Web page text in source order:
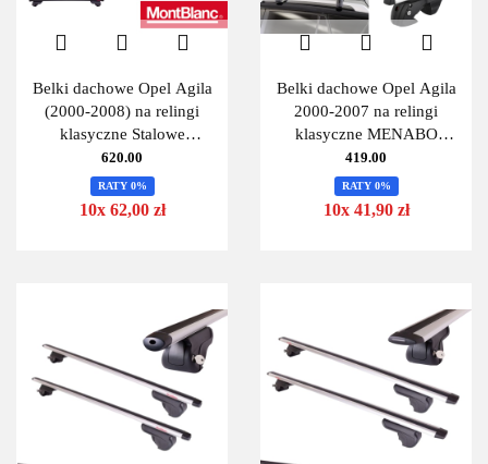
Belki dachowe Opel Agila
(2000-2008) na relingi
klasyczne Stalowe
Uniwersalne 125cm
MontBlanc 125 Steel-
620.00
RATY 0%
10x 62,00 zł
Belki dachowe Opel Agila
2000-2007 na relingi
klasyczne MENABO
SHERMAN 120
419.00
RATY 0%
10x 41,90 zł